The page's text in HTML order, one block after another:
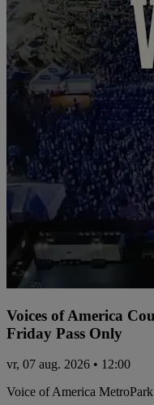
Voices of America
Friday Pass Only
vr, 07 aug. 2026 • 12:00
Voice of America MetroPark